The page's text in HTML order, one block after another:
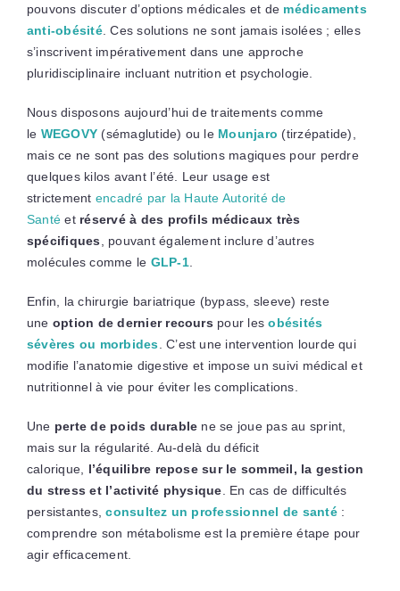
pouvons discuter d’options médicales et de médicaments
anti-obésité. Ces solutions ne sont jamais isolées ; elles
s’inscrivent impérativement dans une approche
pluridisciplinaire incluant nutrition et psychologie.
Nous disposons aujourd’hui de traitements comme
le WEGOVY (sémaglutide) ou le Mounjaro (tirzépatide),
mais ce ne sont pas des solutions magiques pour perdre
quelques kilos avant l’été. Leur usage est
strictement encadré par la Haute Autorité de
Santé et réservé à des profils médicaux très
spécifiques
, pouvant également inclure d’autres
molécules comme le GLP-1.
Enfin, la chirurgie bariatrique (bypass, sleeve) reste
une option de dernier recours pour lesobésités
sévères ou morbides . C’est une intervention lourde qui
modifie l’anatomie digestive et impose un suivi médical et
nutritionnel à vie pour éviter les complications.
Une perte de poids durable ne se joue pas au sprint,
mais sur la régularité. Au-delà du déficit
calorique, l’équilibre repose sur le sommeil, la gestion
du stress et l’activité physique . En cas de difficultés
persistantes,consultez un professionnel de santé:
comprendre son métabolisme est la première étape pour
agir efficacement.